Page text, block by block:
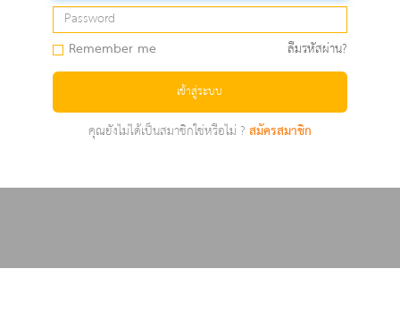
Remember me ลืมรหัสผ่าน?
เข้าสู่ระบบ
คุณยังไม่ได้เป็นสมาชิกใช่หรือไม่ ?สมัครสมาชิก